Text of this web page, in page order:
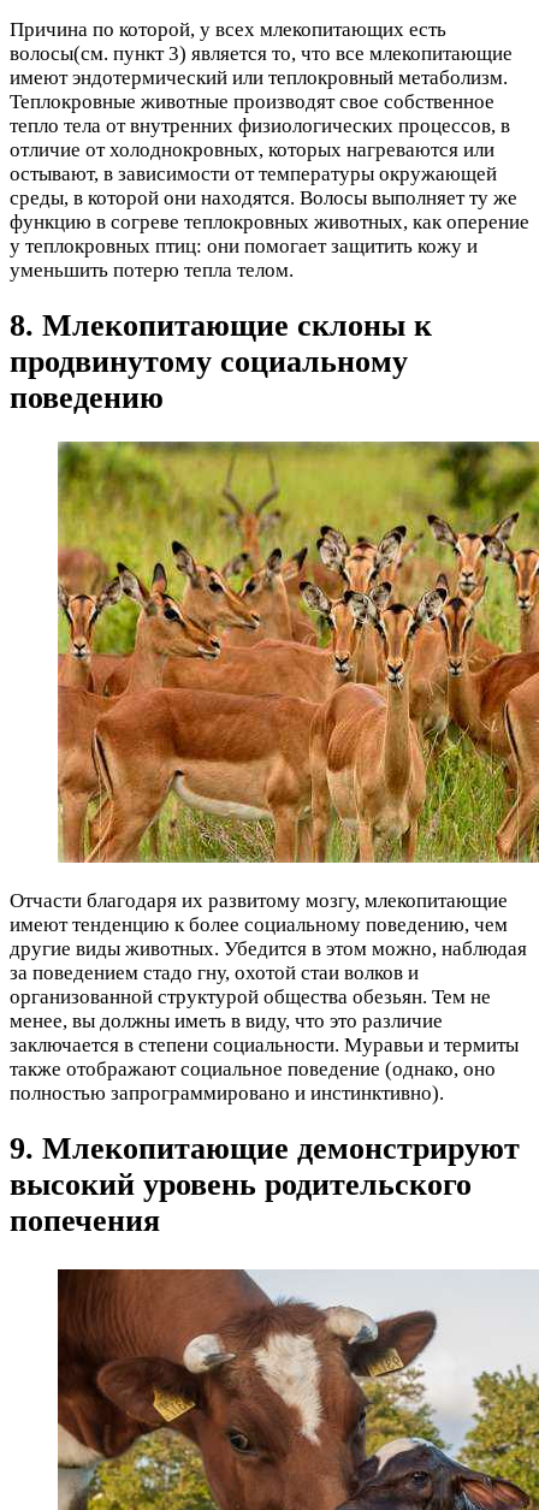
Причина по которой, у всех млекопитающих есть
волосы(см. пункт 3) является то, что все млекопитающие
имеют эндотермический или теплокровный метаболизм.
Теплокровные животные производят свое собственное
тепло тела от внутренних физиологических процессов, в
отличие от холоднокровных, которых нагреваются или
остывают, в зависимости от температуры окружающей
среды, в которой они находятся. Волосы выполняет ту же
функцию в согреве теплокровных животных, как оперение
у теплокровных птиц: они помогает защитить кожу и
уменьшить потерю тепла телом.
8. Млекопитающие склоны к
продвинутому социальному
поведению
Отчасти благодаря их развитому мозгу, млекопитающие
имеют тенденцию к более социальному поведению, чем
другие виды животных. Убедится в этом можно, наблюдая
за поведением стадо гну, охотой стаи волков и
организованной структурой общества обезьян. Тем не
менее, вы должны иметь в виду, что это различие
заключается в степени социальности. Муравьи и термиты
также отображают социальное поведение (однако, оно
полностью запрограммировано и инстинктивно).
9. Млекопитающие демонстрируют
высокий уровень родительского
попечения